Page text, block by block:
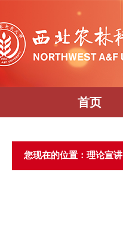
首页
您现在的位置：理论宣讲